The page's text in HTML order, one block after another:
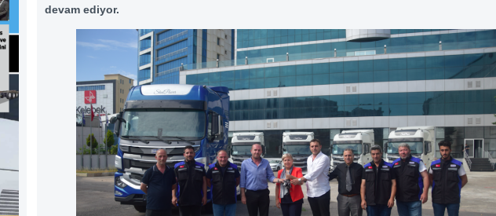
devam ediyor.